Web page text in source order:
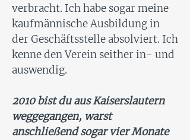
verbracht. Ich habe sogar meine
kaufmännische Ausbildung in
der Geschäftsstelle absolviert. Ich
kenne den Verein seither in- und
auswendig.
2010 bist du aus Kaiserslautern
weggegangen, warst
anschließend sogar vier Monate